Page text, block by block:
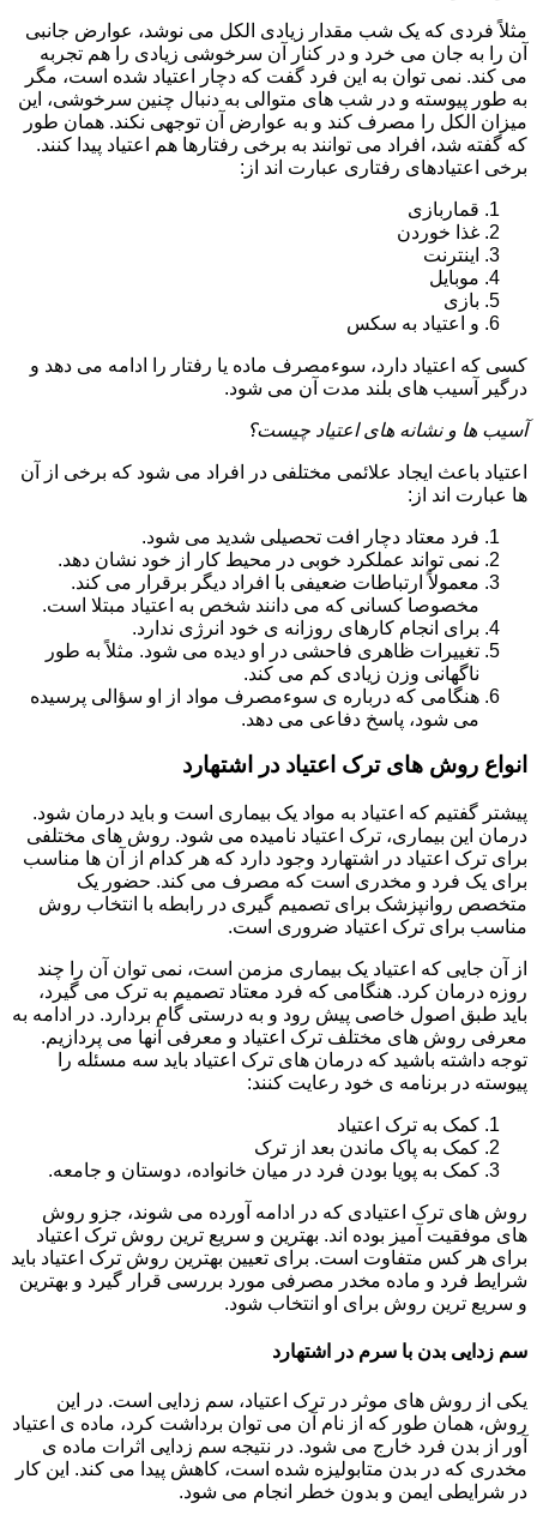
مثلاً فردی که یک شب مقدار زیادی الکل می نوشد، عوارض جانبی
آن را به جان می خرد و در کنار آن سرخوشی زیادی را هم تجربه
می کند. نمی توان به این فرد گفت که دچار اعتیاد شده است، مگر
به طور پیوسته و در شب های متوالی به دنبال چنین سرخوشی، این
میزان الکل را مصرف کند و به عوارض آن توجهی نکند. همان طور
که گفته شد، افراد می توانند به برخی رفتارها هم اعتیاد پیدا کنند.
برخی اعتیادهای رفتاری عبارت اند از:
قماربازی
غذا خوردن
اینترنت
موبایل
بازی
و اعتیاد به سکس
کسی که اعتیاد دارد، سوءمصرف ماده یا رفتار را ادامه می دهد و
درگیر آسیب های بلند مدت آن می شود.
آسیب ها و نشانه های اعتیاد چیست؟
اعتیاد باعث ایجاد علائمی مختلفی در افراد می شود که برخی از آن
ها عبارت اند از:
فرد معتاد دچار افت تحصیلی شدید می شود.
نمی تواند عملکرد خوبی در محیط کار از خود نشان دهد.
معمولاً ارتباطات ضعیفی با افراد دیگر برقرار می کند.
مخصوصا کسانی که می دانند شخص به اعتیاد مبتلا است.
برای انجام کارهای روزانه ی خود انرژی ندارد.
تغییرات ظاهری فاحشی در او دیده می شود. مثلاً به طور
ناگهانی وزن زیادی کم می کند.
هنگامی که درباره ی سوءمصرف مواد از او سؤالی پرسیده
می شود، پاسخ دفاعی می دهد.
انواع روش های ترک اعتیاد در اشتهارد
پیشتر گفتیم که اعتیاد به مواد یک بیماری است و باید درمان شود.
درمان این بیماری، ترک اعتیاد نامیده می شود. روش های مختلفی
برای ترک اعتیاد در اشتهارد وجود دارد که هر کدام از آن ها مناسب
برای یک فرد و مخدری است که مصرف می کند. حضور یک
متخصص روانپزشک برای تصمیم گیری در رابطه با انتخاب روش
مناسب برای ترک اعتیاد ضروری است.
از آن جایی که اعتیاد یک بیماری مزمن است، نمی توان آن را چند
روزه درمان کرد. هنگامی که فرد معتاد تصمیم به ترک می گیرد،
باید طبق اصول خاصی پیش رود و به درستی گام بردارد. در ادامه به
معرفی روش های مختلف ترک اعتیاد و معرفی آنها می پردازیم.
توجه داشته باشید که درمان های ترک اعتیاد باید سه مسئله را
پیوسته در برنامه ی خود رعایت کنند:
کمک به ترک اعتیاد
کمک به پاک ماندن بعد از ترک
کمک به پویا بودن فرد در میان خانواده، دوستان و جامعه.
روش های ترک اعتیادی که در ادامه آورده می شوند، جزو روش
های موفقیت آمیز بوده اند. بهترین و سریع ترین روش ترک اعتیاد
برای هر کس متفاوت است. برای تعیین بهترین روش ترک اعتیاد باید
شرایط فرد و ماده مخدر مصرفی مورد بررسی قرار گیرد و بهترین
و سریع ترین روش برای او انتخاب شود.
سم زدایی بدن با سرم در اشتهارد
یکی از روش های موثر در ترک اعتیاد، سم زدایی است. در این
روش، همان طور که از نام آن می توان برداشت کرد، ماده ی اعتیاد
آور از بدن فرد خارج می شود. در نتیجه سم زدایی اثرات ماده ی
مخدری که در بدن متابولیزه شده است، کاهش پیدا می کند. این کار
در شرایطی ایمن و بدون خطر انجام می شود.